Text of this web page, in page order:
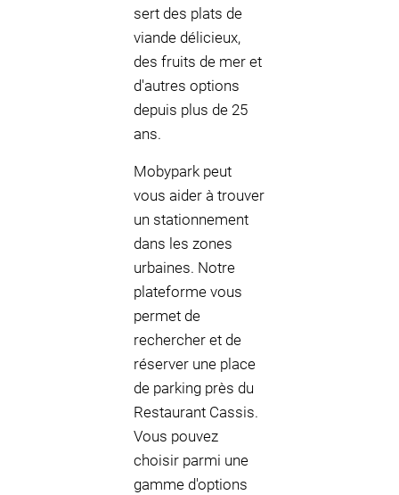
sert des plats de
viande délicieux,
des fruits de mer et
d'autres options
depuis plus de 25
ans.
Mobypark peut
vous aider à trouver
un stationnement
dans les zones
urbaines. Notre
plateforme vous
permet de
rechercher et de
réserver une place
de parking près du
Restaurant Cassis.
Vous pouvez
choisir parmi une
gamme d'options